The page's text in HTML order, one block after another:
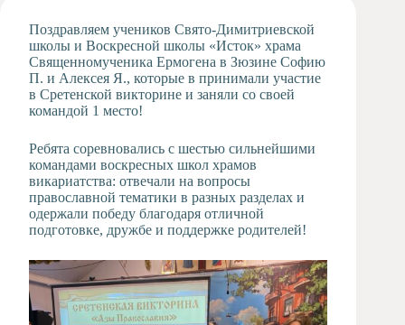
студия
Музыкальное
отделение
Психологическая
Служба
Тьюторская
служба
Поздравляем учеников Свято-Димитриевской
школы и Воскресной школы «Исток» храма
Священномученика Ермогена в Зюзине Софию
П. и Алексея Я., которые в принимали участие
в Сретенской викторине и заняли со своей
командой 1 место!
Ребята соревновались с шестью сильнейшими
командами воскресных школ храмов
викариатства: отвечали на вопросы
православной тематики в разных разделах и
одержали победу благодаря отличной
подготовке, дружбе и поддержке родителей!